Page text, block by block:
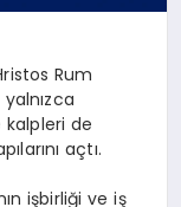
Rum
kalpleri de
açtı.
işbirliği ve iş